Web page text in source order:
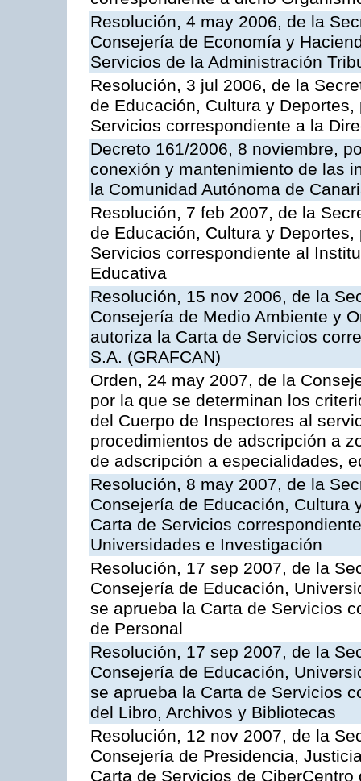
Resolución, 4 may 2006, de la
Consejería de Economía y
Servicios de la Administración
Resolución, 3 jul 2006, de la
de Educación, Cultura y
Servicios correspondiente a la
Decreto 161/2006, 8 noviembre,
conexión y mantenimiento de las
la Comunidad Autónoma de
Resolución, 7 feb 2007, de la
de Educación, Cultura y
Servicios correspondiente al
Educativa
Resolución, 15 nov 2006, de la
Consejería de Medio Ambiente y
autoriza la Carta de Servicios
S.A. (GRAFCAN)
Orden, 24 may 2007, de la
por la que se determinan los
del Cuerpo de Inspectores al
procedimientos de adscripción a
de adscripción a especialidades,
Resolución, 8 may 2007, de la
Consejería de Educación, Cultura
Carta de Servicios
Universidades e Investigación
Resolución, 17 sep 2007, de la
Consejería de Educación,
se aprueba la Carta de Servicios
de Personal
Resolución, 17 sep 2007, de la
Consejería de Educación,
se aprueba la Carta de Servicios
del Libro, Archivos y Bibliotecas
Resolución, 12 nov 2007, de la
Consejería de Presidencia,
Carta de Servicios de